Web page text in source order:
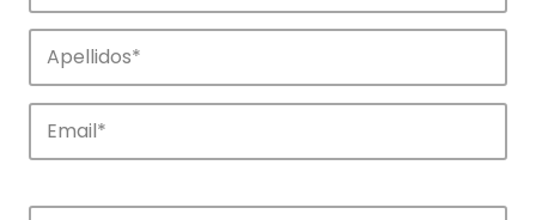
Empresas
Descubre las empresas que impulsan la
innovación en los parques de APTE.